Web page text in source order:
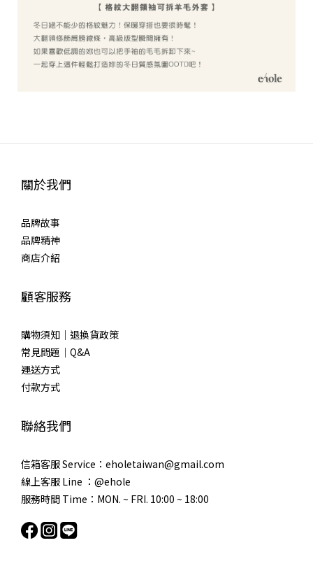
關於我們
品牌故事
品牌精神
商店介紹
顧客服務
購物須知｜退換貨政策
常見問題｜Q&A
運送方式
付款方式
聯絡我們
信箱客服 Service：eholetaiwan@gmail.com
線上客服 Line ：@ehole
服務時間 Time：MON. ~ FRI. 10:00 ~ 18:00